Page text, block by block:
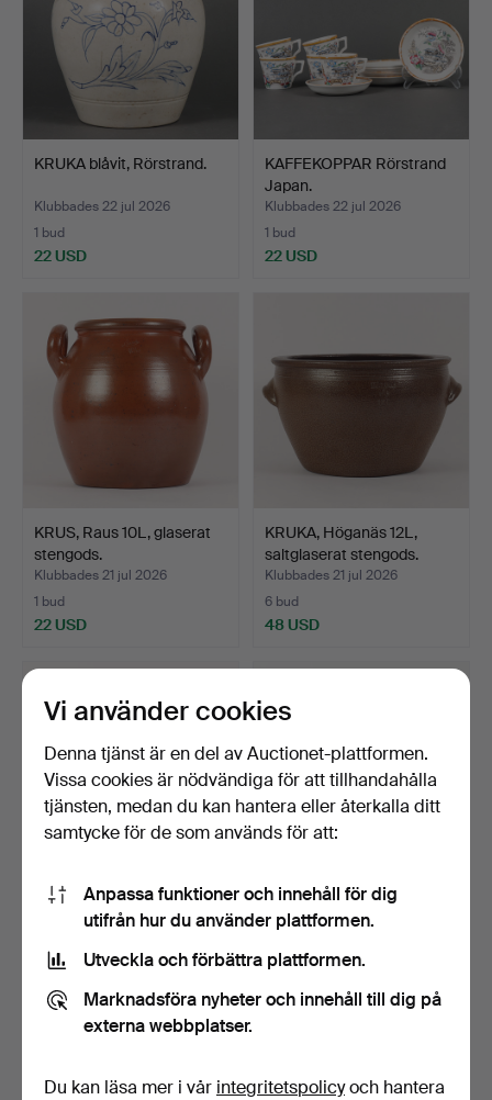
KRUKA blåvit, Rörstrand.
Klubbades 22 jul 2026
1 bud
22 USD
KAFFEKOPPAR Rörstrand
Japan.
Klubbades 22 jul 2026
1 bud
22 USD
KRUS, Raus 10L, glaserat
stengods.
Klubbades 21 jul 2026
1 bud
22 USD
KRUKA, Höganäs 12L,
saltglaserat stengods.
Klubbades 21 jul 2026
6 bud
48 USD
FIGURIN, porslin,
"Dansande Kosack med
1 bud
22 USD
JARDINIERE /
YTTERFODER, porslin, "Blå
11 bud
69 USD
Vi använder cookies
Denna tjänst är en del av Auctionet-plattformen.
Vissa cookies är nödvändiga för att tillhandahålla
tjänsten, medan du kan hantera eller återkalla ditt
samtycke för de som används för att:
Anpassa funktioner och innehåll för dig
utifrån hur du använder plattformen.
Utveckla och förbättra plattformen.
Marknadsföra nyheter och innehåll till dig på
externa webbplatser.
Du kan läsa mer i vår integritetspolicyoch hantera